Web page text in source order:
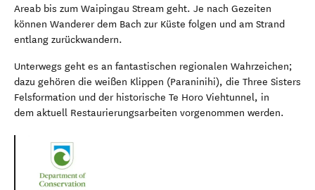
Areab bis zum Waipingau Stream geht. Je nach Gezeiten
können Wanderer dem Bach zur Küste folgen und am Strand
entlang zurückwandern.
Unterwegs geht es an fantastischen regionalen Wahrzeichen;
dazu gehören die weißen Klippen (Paraninihi), die Three Sisters
Felsformation und der historische Te Horo Viehtunnel, in
dem aktuell Restaurierungsarbeiten vorgenommen werden.